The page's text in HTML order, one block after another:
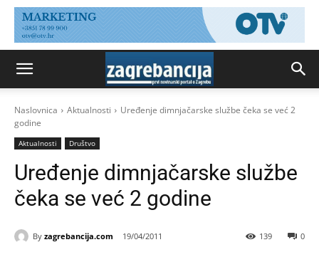
Naslovnica Aktualnosti
Uređenje dimnjačarske službe čeka se već 2
godine
Aktualnosti Društvo
Uređenje dimnjačarske službe
čeka se već 2 godine
By zagrebancija.com 19/04/2011 0
139